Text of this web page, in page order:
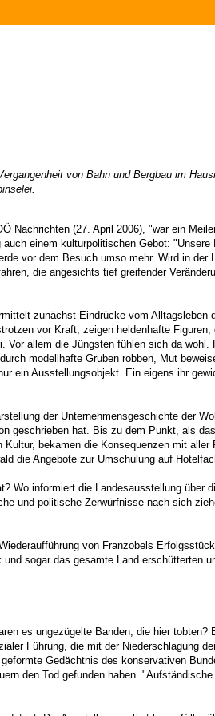
von Bahn und Bergbau im
Nachrichten (27. April 2006), "war ein
einem kulturpolitischen Gebot:
vor dem Besuch umso mehr. Wird in
die angesichts tief greifender
zunächst Eindrücke vom
vor Kraft, zeigen heldenhafte
allem die Jüngsten fühlen sich da
modellhafte Gruben robben, Mut
ein Ausstellungsobjekt. Ein eigens ihr
der Unternehmensgeschichte der
geschrieben hat. Bis zu dem Punkt, als
bekamen die Konsequenzen mit
die Angebote zur Umschulung auf
Wo informiert die Landesausstellung
und politische Zerwürfnisse nach sich
von Franzobels
sogar das gesamte Land erschütterten
es ungezügelte Banden, die hier
Führung, die mit der Niederschlagung
Gedächtnis des konservativen
den Tod gefunden haben.